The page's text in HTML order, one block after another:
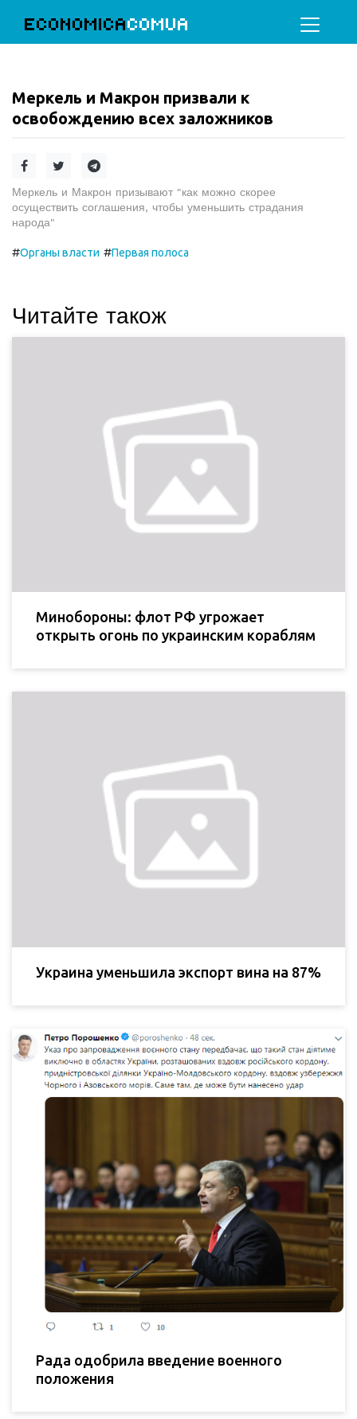
ECONOMICACOMUA
Меркель и Макрон призвали к
освобождению всех заложников
Меркель и Макрон призывают "как можно скорее
осуществить соглашения, чтобы уменьшить страдания
народа"
#Органы власти #Первая полоса
Читайте також
Минобороны: флот РФ угрожает
открыть огонь по украинским кораблям
Украина уменьшила экспорт вина на 87%
Рада одобрила введение военного
положения